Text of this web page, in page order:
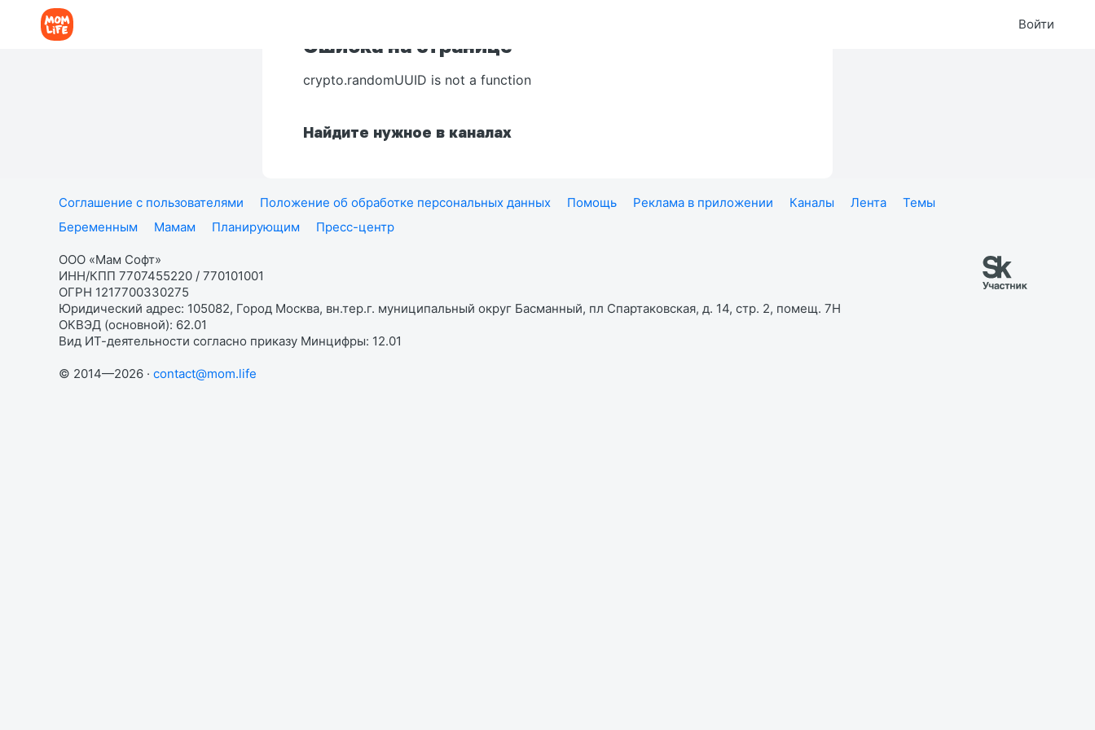
Войти
Ошибка на странице
crypto.randomUUID is not a function
Найдите нужное в каналах
Соглашение с пользователями Положение об обработке персональных данных Помощь Реклама в приложении Каналы Лента
Темы
Беременным
Мамам Планирующим Пресс-центр
ООО «Мам Софт»
ИНН/КПП 7707455220 / 770101001
ОГРН 1217700330275
Юридический адрес: 105082, Город Москва, вн.тер.г. муниципальный округ Басманный, пл Спартаковская, д. 14, стр. 2, помещ. 7Н
ОКВЭД (основной): 62.01
Вид ИТ-деятельности согласно приказу Минцифры: 12.01
© 2014—2026 · contact@mom.life